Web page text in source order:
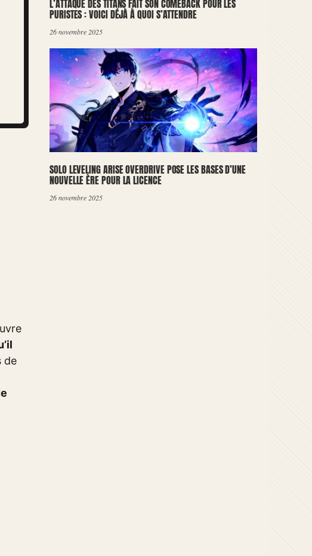
de
L’ATTAQUE DES TITANS FAIT SON COMEBACK POUR LES
PURISTES : VOICI DÉJÀ À QUOI S’ATTENDRE
26 novembre 2025
SOLO LEVELING ARISE OVERDRIVE POSE LES BASES D’UNE
NOUVELLE ÈRE POUR LA LICENCE
26 novembre 2025